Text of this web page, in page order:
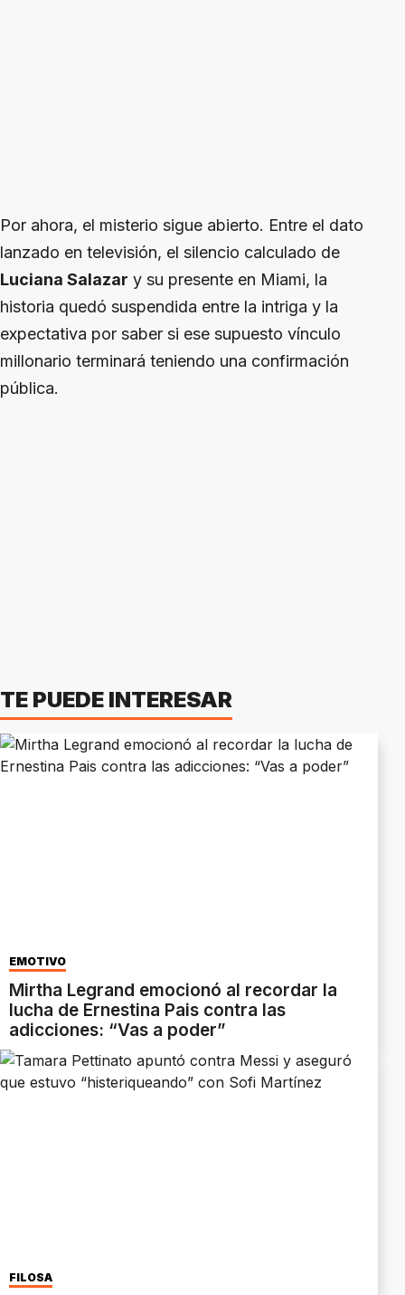
Por ahora, el misterio sigue abierto. Entre el dato
lanzado en televisión, el silencio calculado de
Luciana Salazar y su presente en Miami, la
historia quedó suspendida entre la intriga y la
expectativa por saber si ese supuesto vínculo
millonario terminará teniendo una confirmación
pública.
TE PUEDE INTERESAR
EMOTIVO
Mirtha Legrand emocionó al recordar la
lucha de Ernestina Pais contra las
adicciones: “Vas a poder”
FILOSA